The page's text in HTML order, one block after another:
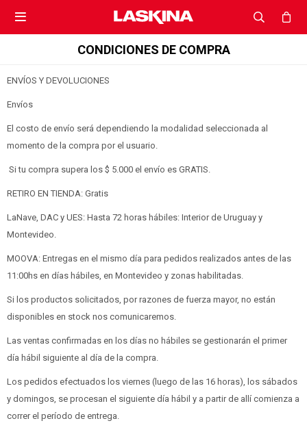

CONDICIONES DE COMPRA
ENVÍOS Y DEVOLUCIONES
Envíos
El costo de envío será dependiendo la modalidad seleccionada al
momento de la compra por el usuario.
Si tu compra supera los $ 5.000 el envío es GRATIS.
RETIRO EN TIENDA: Gratis
LaNave, DAC y UES: Hasta 72 horas hábiles: Interior de Uruguay y
Montevideo.
MOOVA: Entregas en el mismo día para pedidos realizados antes de las
11:00hs en días hábiles, en Montevideo y zonas habilitadas.
Si los productos solicitados, por razones de fuerza mayor, no están
disponibles en stock nos comunicaremos.
Las ventas confirmadas en los días no hábiles se gestionarán el primer
día hábil siguiente al día de la compra.
Los pedidos efectuados los viernes (luego de las 16 horas), los sábados
y domingos, se procesan el siguiente día hábil y a partir de allí comienza a
correr el período de entrega.